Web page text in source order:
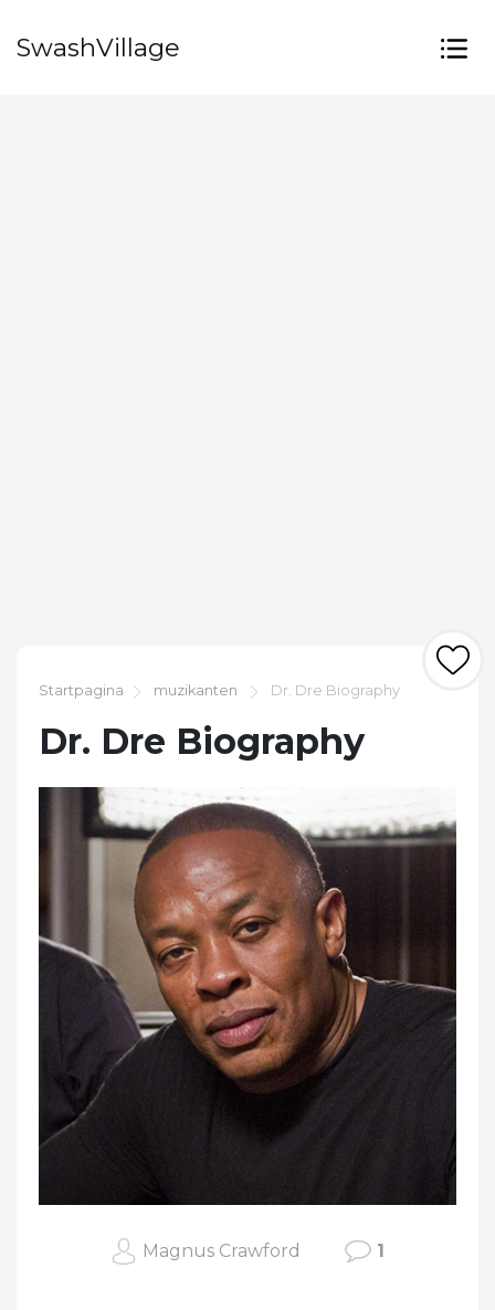
SwashVillage
Startpagina muzikanten Dr. Dre Biography
Dr. Dre Biography
Magnus Crawford 1